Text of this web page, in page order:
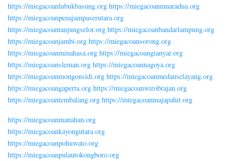
https://miegacoanlubukbasung.org https://miegacoanmuaradua.org
https://miegacoanpenajampaserutara.org
https://miegacoantanjungselor.org https://miegacoanbandarlampung.org
https://miegacoanjambi.org https://miegacoansorong.org
https://miegacoanminahasa.org https://miegacoangianyar.org
https://miegacoansleman.org https://miegacoannagoya.org
https://miegacoanmongonsidi.org https://miegacoanmedanselayang.org
https://miegacoangaperta.org https://miegacoanwirobrajan.org
https://miegacoantembalang.org https://miegacoanmajapahit.org
https://miegacoanmanahan.org
https://miegacoankayongutara.org
https://miegacoanpohuwato.org
https://miegacoanpulautokongboro.org